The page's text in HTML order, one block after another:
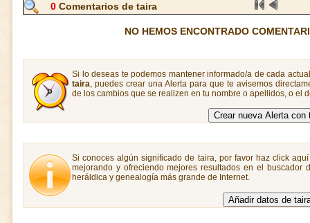
0 Comentarios de taira
NO HEMOS ENCONTRADO
Si lo deseas te podemos mantener informado/a de cada
taira, puedes crear una Alerta para que te avisemos
de los cambios que se realizen en tu nombre o apellidos, o el
Si conoces algún significado de taira, por favor haz click
mejorando y ofreciendo mejores resultados en el buscador
heráldica y genealogía más grande de Internet.